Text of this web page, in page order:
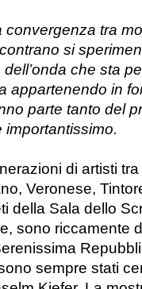
tra
si
dell’onda che sta
appartenendo in
parte tanto del
di artisti
Veronese,
della Sala dello
sono riccamente
sempre stati